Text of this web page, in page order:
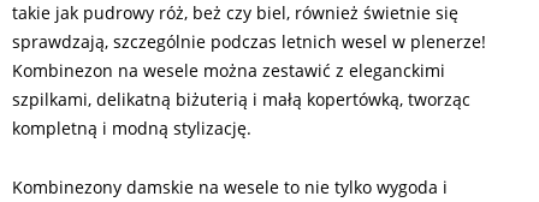
takie jak pudrowy róż, beż czy biel, również świetnie się
sprawdzają, szczególnie podczas letnich wesel w plenerze!
Kombinezon na wesele można zestawić z eleganckimi
szpilkami, delikatną biżuterią i małą kopertówką, tworząc
kompletną i modną stylizację.
Kombinezony damskie na wesele to nie tylko wygoda i